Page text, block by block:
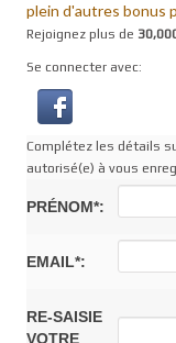
plein d'autres bonus
Rejoignez plus de
Se connecter avec:
Complétez les détails
autorisé(e) à vous
PRÉNOM*:
EMAIL*:
RE-SAISIE
VOTRE